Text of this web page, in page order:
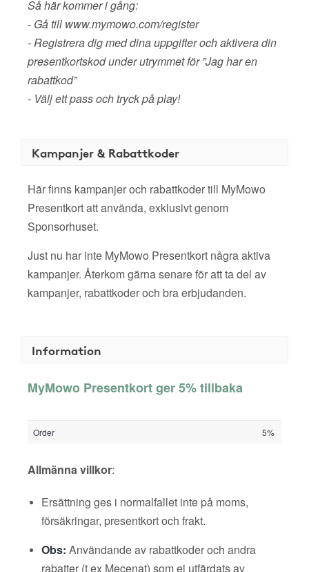
Så här kommer i gång:
- Gå till www.mymowo.com/register
- Registrera dig med dina uppgifter och aktivera din
presentkortskod under utrymmet för ”Jag har en
rabattkod”
- Välj ett pass och tryck på play!
Kampanjer & Rabattkoder
Här finns kampanjer och rabattkoder till MyMowo
Presentkort att använda, exklusivt genom
Sponsorhuset.
Just nu har inte MyMowo Presentkort några aktiva
kampanjer. Återkom gärna senare för att ta del av
kampanjer, rabattkoder och bra erbjudanden.
Information
MyMowo Presentkort ger 5% tillbaka
Order 5%
Allmänna villkor:
Ersättning ges i normalfallet inte på moms,
försäkringar, presentkort och frakt.
Obs: Användande av rabattkoder och andra
rabatter (t ex Mecenat) som ej utfärdats av